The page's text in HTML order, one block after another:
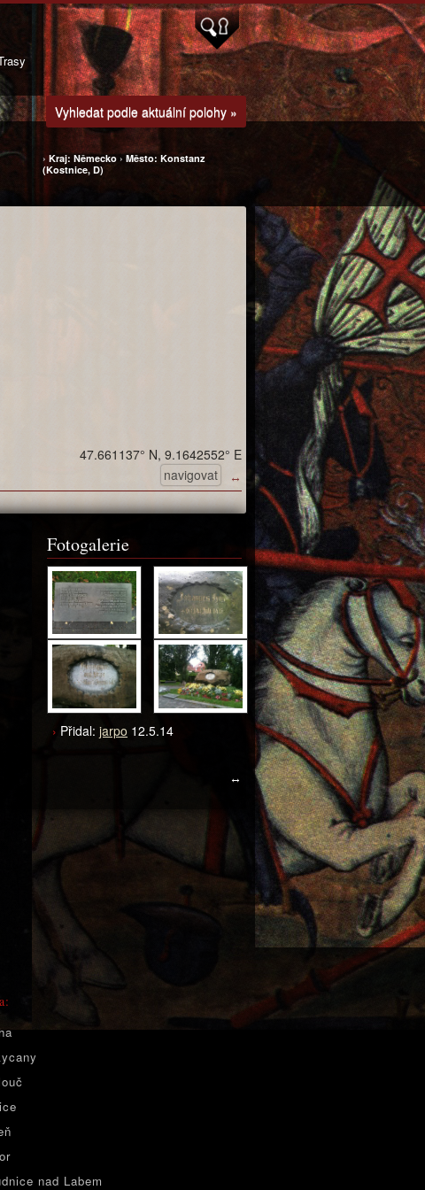
Vyhledat podle aktuální polohy »
› Kraj: Německo ›Město: Konstanz
(Kostnice, D)
↔
47.661137° N, 9.1642552° E
navigovat
Fotogalerie
↔
Přidal: jarpo 12.5.14
nad Labem